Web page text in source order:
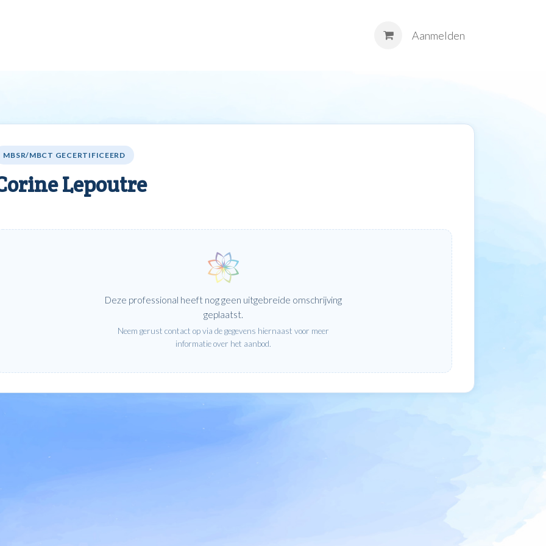
Aanmelden
MBSR/MBCT GECERTIFICEERD
Lepoutre
Deze professional heeft nog geen uitgebreide omschrijving
geplaatst.
Neem gerust contact op via de gegevens hiernaast voor meer
informatie over het aanbod.